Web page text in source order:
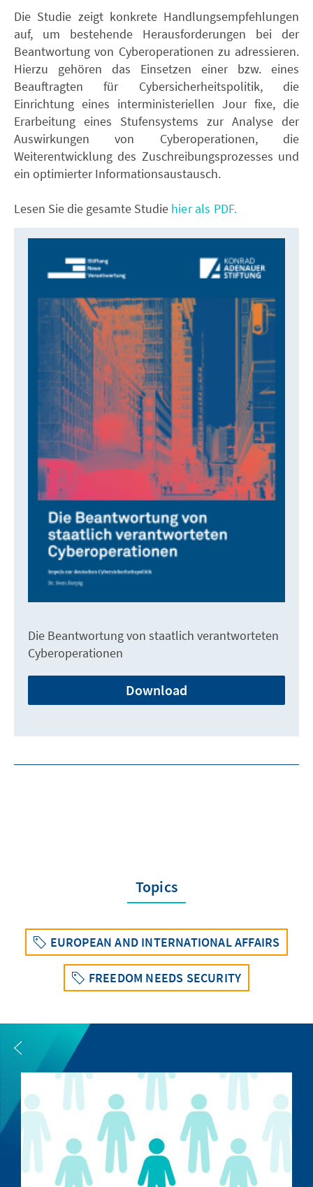
Die Studie zeigt konkrete Handlungsempfehlungen
auf, um bestehende Herausforderungen bei der
Beantwortung von Cyberoperationen zu adressieren.
Hierzu gehören das Einsetzen einer bzw. eines
Beauftragten für Cybersicherheitspolitik, die
Einrichtung eines interministeriellen Jour fixe, die
Erarbeitung eines Stufensystems zur Analyse der
Auswirkungen von Cyberoperationen, die
Weiterentwicklung des Zuschreibungsprozesses und
ein optimierter Informationsaustausch.
Lesen Sie die gesamte Studie hier als PDF.
Die Beantwortung von staatlich verantworteten
Cyberoperationen
Download
Topics
EUROPEAN AND INTERNATIONAL AFFAIRS
FREEDOM NEEDS SECURITY